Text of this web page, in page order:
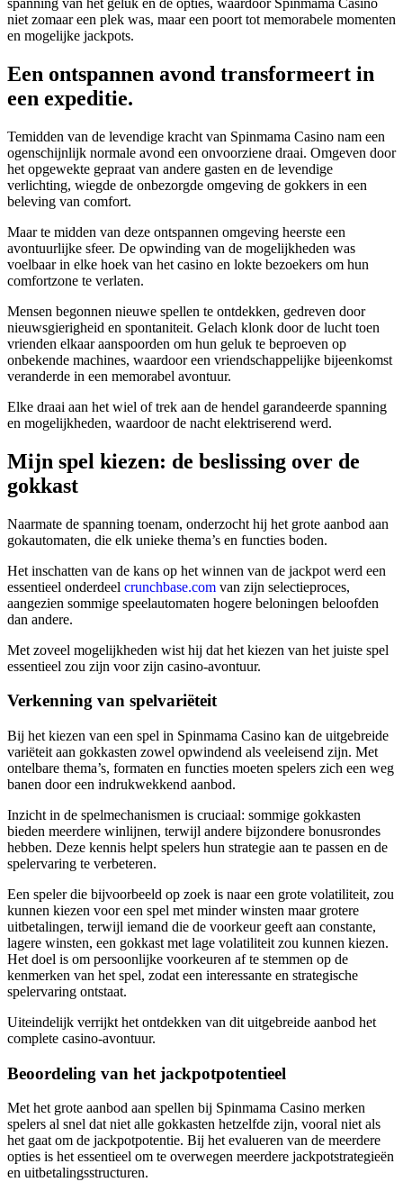
spanning van het geluk en de opties, waardoor Spinmama Casino
niet zomaar een plek was, maar een poort tot memorabele momenten
en mogelijke jackpots.
Een ontspannen avond transformeert in
een expeditie.
Temidden van de levendige kracht van Spinmama Casino nam een
ogenschijnlijk normale avond een onvoorziene draai. Omgeven door
het opgewekte gepraat van andere gasten en de levendige
verlichting, wiegde de onbezorgde omgeving de gokkers in een
beleving van comfort.
Maar te midden van deze ontspannen omgeving heerste een
avontuurlijke sfeer. De opwinding van de mogelijkheden was
voelbaar in elke hoek van het casino en lokte bezoekers om hun
comfortzone te verlaten.
Mensen begonnen nieuwe spellen te ontdekken, gedreven door
nieuwsgierigheid en spontaniteit. Gelach klonk door de lucht toen
vrienden elkaar aanspoorden om hun geluk te beproeven op
onbekende machines, waardoor een vriendschappelijke bijeenkomst
veranderde in een memorabel avontuur.
Elke draai aan het wiel of trek aan de hendel garandeerde spanning
en mogelijkheden, waardoor de nacht elektriserend werd.
Mijn spel kiezen: de beslissing over de
gokkast
Naarmate de spanning toenam, onderzocht hij het grote aanbod aan
gokautomaten, die elk unieke thema’s en functies boden.
Het inschatten van de kans op het winnen van de jackpot werd een
essentieel onderdeel crunchbase.com van zijn selectieproces,
aangezien sommige speelautomaten hogere beloningen beloofden
dan andere.
Met zoveel mogelijkheden wist hij dat het kiezen van het juiste spel
essentieel zou zijn voor zijn casino-avontuur.
Verkenning van spelvariëteit
Bij het kiezen van een spel in Spinmama Casino kan de uitgebreide
variëteit aan gokkasten zowel opwindend als veeleisend zijn. Met
ontelbare thema’s, formaten en functies moeten spelers zich een weg
banen door een indrukwekkend aanbod.
Inzicht in de spelmechanismen is cruciaal: sommige gokkasten
bieden meerdere winlijnen, terwijl andere bijzondere bonusrondes
hebben. Deze kennis helpt spelers hun strategie aan te passen en de
spelervaring te verbeteren.
Een speler die bijvoorbeeld op zoek is naar een grote volatiliteit, zou
kunnen kiezen voor een spel met minder winsten maar grotere
uitbetalingen, terwijl iemand die de voorkeur geeft aan constante,
lagere winsten, een gokkast met lage volatiliteit zou kunnen kiezen.
Het doel is om persoonlijke voorkeuren af te stemmen op de
kenmerken van het spel, zodat een interessante en strategische
spelervaring ontstaat.
Uiteindelijk verrijkt het ontdekken van dit uitgebreide aanbod het
complete casino-avontuur.
Beoordeling van het jackpotpotentieel
Met het grote aanbod aan spellen bij Spinmama Casino merken
spelers al snel dat niet alle gokkasten hetzelfde zijn, vooral niet als
het gaat om de jackpotpotentie. Bij het evalueren van de meerdere
opties is het essentieel om te overwegen meerdere jackpotstrategieën
en uitbetalingsstructuren.